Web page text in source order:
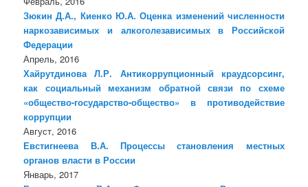
Зюкин Д.А., Киенко Ю.А. Оценка изменений численности
наркозависимых и алкоголезависимых в Российской
Федерации
Апрель, 2016
Хайрутдинова Л.Р. Антикоррупционный краудсорсинг,
как социальный механизм обратной связи по схеме
«общество-государство-общество» в противодействие
коррупции
Август, 2016
Евстигнеева В.А. Процессы становления местных
органов власти в России
Январь, 2017